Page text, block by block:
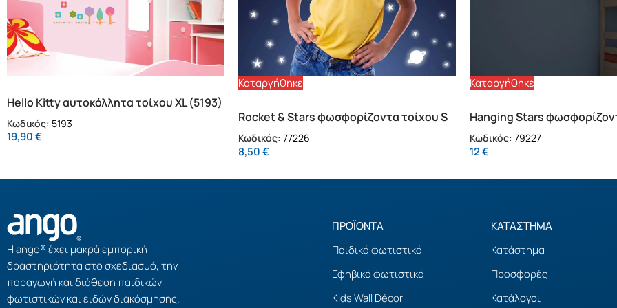
Hello Kitty αυτοκόλλητα τοίχου XL (5193)
Κωδικός: 5193
19,90€
Καταργήθηκε
Rocket & Stars φωσφορίζοντα τοίχου S
(77226)
Κωδικός: 77226
8,50€
Καταργήθηκε
Hanging Stars
(79227)
Κωδικός: 79227
12€
Η ango® έχει μακρά εμπορική
δραστηριότητα στο σχεδιασμό, την
παραγωγή και διάθεση παιδικών
φωτιστικών και ειδών διακόσμησης.
ΠΡΟΪΟΝΤΑ
Παιδικά φωτιστικά
Εφηβικά φωτιστικά
Kids Wall Décor
ΚΑΤΑΣΤΗΜΑ
Κατάστημα
Προσφορές
Κατάλογοι